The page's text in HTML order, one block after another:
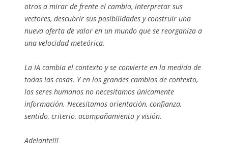
otros a mirar de frente el cambio, interpretar sus
vectores, descubrir sus posibilidades y construir una
nueva oferta de valor en un mundo que se reorganiza a
una velocidad meteórica.
La IA cambia el contexto y se convierte en la medida de
todas las cosas. Y en los grandes cambios de contexto,
los seres humanos no necesitamos únicamente
información. Necesitamos orientación, confianza,
sentido, criterio, acompañamiento y visión.
Adelante!!!